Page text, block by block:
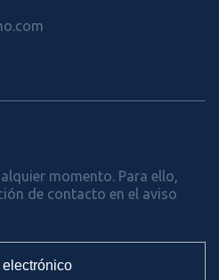
momento. Para ello,
de contacto en el aviso